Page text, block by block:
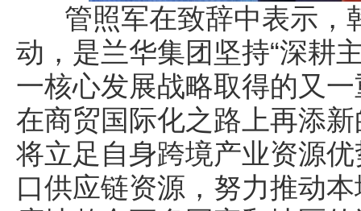
管照军在致辞中表示，
动，是兰华集团坚持“深耕
一核心发展战略取得的又
在商贸国际化之路上再添
将立足自身跨境产业资源
口供应链资源，努力推动